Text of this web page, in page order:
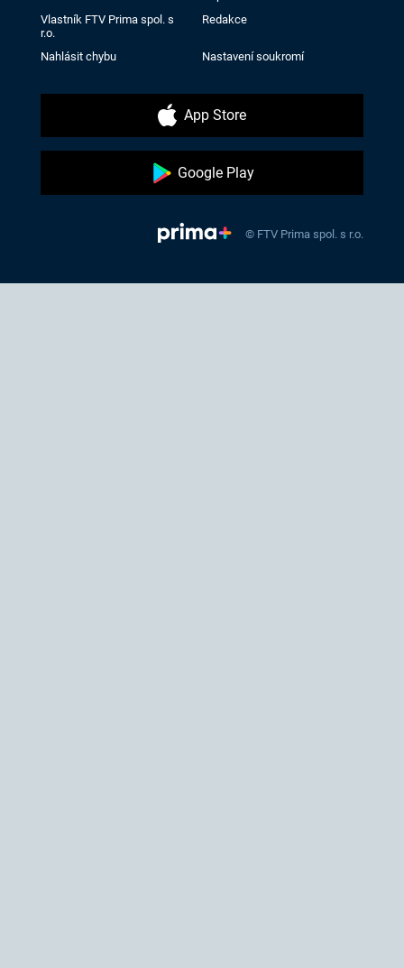
Vlastník FTV Prima spol. s
r.o.
Redakce
Nahlásit chybu Nastavení soukromí
App Store
Google Play
© FTV Prima spol. s r.o.